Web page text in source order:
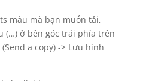
màu mà bạn muốn tải,
(…) ở bên góc trái phía trên
a copy) -> Lưu hình